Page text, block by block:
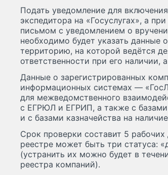
Подать уведомление для
экспедитора на «Госуслугах», а
письмом с уведомлением о
необходимо будет указать
территорию, на которой ведётся
ответственности при его наличии,
Данные о зарегистрированных
информационных системах —
для межведомственного
с ЕГРЮЛ и ЕГРИП, а также с
и с базами казначейства на
Срок проверки составит 5
реестре может быть три статуса:
(устранить их можно будет в
реестра компаний).